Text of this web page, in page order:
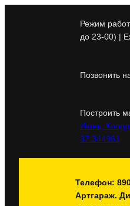
Режим
до 23-00) |
Позвонить
Построить
Июнь,
37.344961
Телефон:
Артгараж.